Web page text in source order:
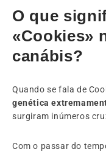
O que
«Cookies»
canábis?
Quando se fala de
genética
surgiram inúmeros
Com o passar do